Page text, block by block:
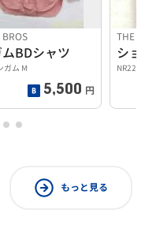
BDシャツ
ガム M
5,500 円
THE
もっと見る